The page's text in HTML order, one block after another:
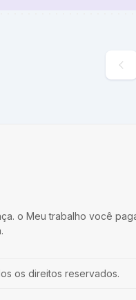
o Meu trabalho você
os direitos reservados.